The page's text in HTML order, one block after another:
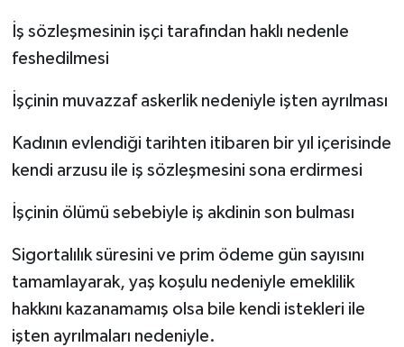
İş sözleşmesinin işçi tarafından haklı nedenle
feshedilmesi
İşçinin muvazzaf askerlik nedeniyle işten ayrılması
Kadının evlendiği tarihten itibaren bir yıl içerisinde
kendi arzusu ile iş sözleşmesini sona erdirmesi
İşçinin ölümü sebebiyle iş akdinin son bulması
Sigortalılık süresini ve prim ödeme gün sayısını
tamamlayarak, yaş koşulu nedeniyle emeklilik
hakkını kazanamamış olsa bile kendi istekleri ile
işten ayrılmaları nedeniyle.